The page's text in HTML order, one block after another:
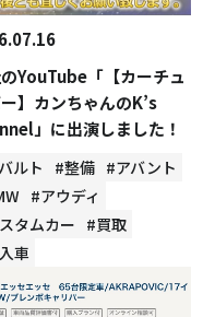
YouTube「【カーチュ
】カンちゃんのK’s
」に出演しました！
ルト #整備 #アバント
#アウディ
タムカー #買取
車